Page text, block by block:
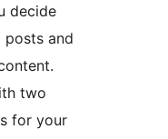
decide
posts and
two
for your